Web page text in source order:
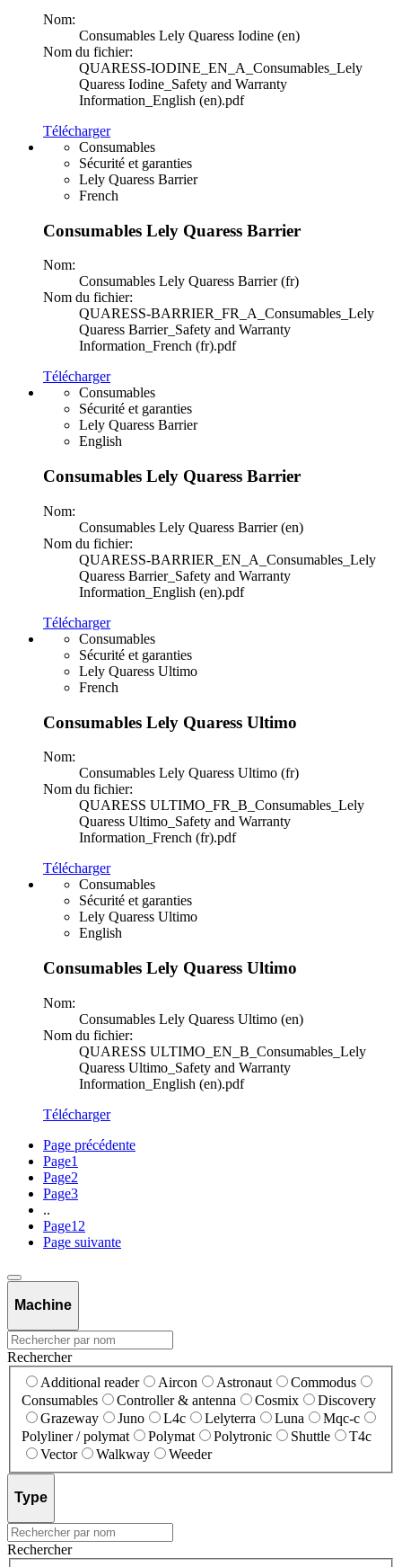
Nom:
Consumables Lely Quaress Iodine (en)
Nom du fichier:
QUARESS-IODINE_EN_A_Consumables_Lely
Quaress Iodine_Safety and Warranty
Information_English (en).pdf
Télécharger
Consumables
Sécurité et garanties
Lely Quaress Barrier
French
Consumables Lely Quaress Barrier
Nom:
Consumables Lely Quaress Barrier (fr)
Nom du fichier:
QUARESS-BARRIER_FR_A_Consumables_Lely
Quaress Barrier_Safety and Warranty
Information_French (fr).pdf
Télécharger
Consumables
Sécurité et garanties
Lely Quaress Barrier
English
Consumables Lely Quaress Barrier
Nom:
Consumables Lely Quaress Barrier (en)
Nom du fichier:
QUARESS-BARRIER_EN_A_Consumables_Lely
Quaress Barrier_Safety and Warranty
Information_English (en).pdf
Télécharger
Consumables
Sécurité et garanties
Lely Quaress Ultimo
French
Consumables Lely Quaress Ultimo
Nom:
Consumables Lely Quaress Ultimo (fr)
Nom du fichier:
QUARESS ULTIMO_FR_B_Consumables_Lely
Quaress Ultimo_Safety and Warranty
Information_French (fr).pdf
Télécharger
Consumables
Sécurité et garanties
Lely Quaress Ultimo
English
Consumables Lely Quaress Ultimo
Nom:
Consumables Lely Quaress Ultimo (en)
Nom du fichier:
QUARESS ULTIMO_EN_B_Consumables_Lely
Quaress Ultimo_Safety and Warranty
Information_English (en).pdf
Télécharger
Page précédente
Page1
Page2
Page3
..
Page12
Page suivante
Machine
Rechercher
Additional reader
Aircon Astronaut
Commodus
Consumables
Controller & antenna Cosmix
Discovery
Grazeway
Juno L4c Lelyterra Luna
Mqc-c
Polyliner / polymat
Polymat Polytronic Shuttle
T4c
Vector
Walkway Weeder
Type
Rechercher